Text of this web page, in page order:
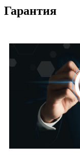
Гарантия